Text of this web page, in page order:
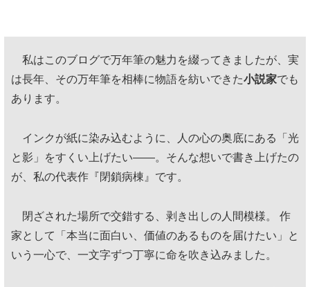
私はこのブログで万年筆の魅力を綴ってきましたが、実
は長年、その万年筆を相棒に物語を紡いできた小説家でも
あります。
インクが紙に染み込むように、人の心の奥底にある「光
と影」をすくい上げたい——。そんな想いで書き上げたの
が、私の代表作『閉鎖病棟』です。
閉ざされた場所で交錯する、剥き出しの人間模様。 作
家として「本当に面白い、価値のあるものを届けたい」と
いう一心で、一文字ずつ丁寧に命を吹き込みました。